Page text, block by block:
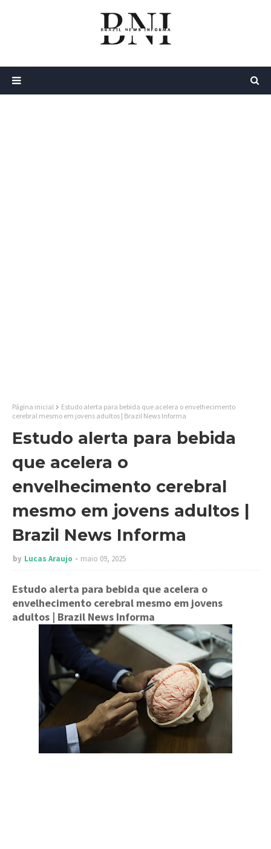
Página inicial
Estudo alerta para bebida que acelera o envelhecimento
cerebral mesmo em jovens adultos | Brazil News Informa
Estudo alerta para bebida
que acelera o
envelhecimento cerebral
mesmo em jovens adultos |
Brazil News Informa
by Lucas Araujo maio 09, 2025
Estudo alerta para bebida que acelera o
envelhecimento cerebral mesmo em jovens
adultos | Brazil News Informa